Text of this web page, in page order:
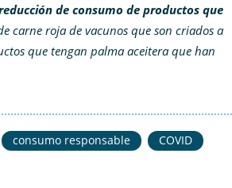
de consumo de productos que
carne roja de vacunos que son criados a
que tengan palma aceitera que han
consumo responsable
COVID